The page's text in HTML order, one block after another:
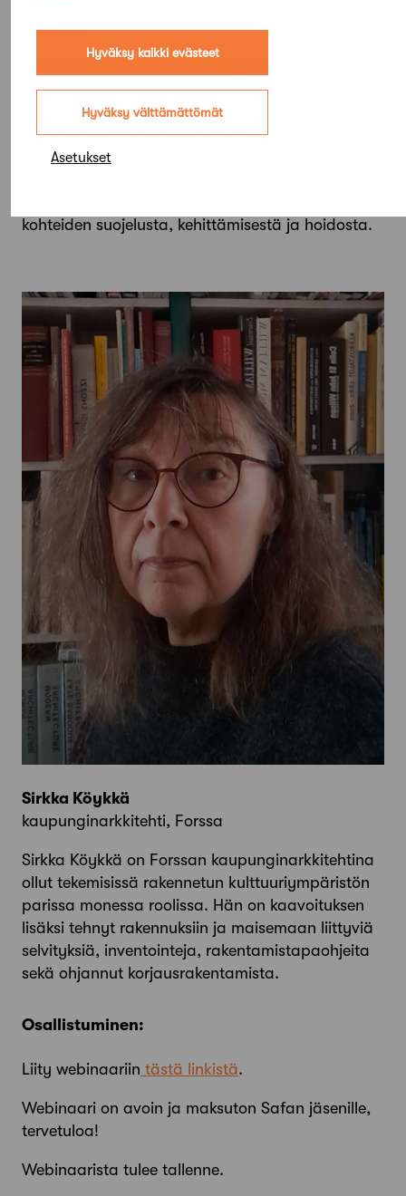
Hyväksy kaikki evästeet
Hyväksy välttämättömät
Asetukset
kaupunki
kaupungin kaavoituspäällikkönä ja sitä ennen
pitkään Rauman kaupungin
kaavoitusarkkitehtinä. Tammella on pitkä ja laaja
kokemus kaupunkisuunnittelusta, erityisesti
kohteiden suojelusta, kehittämisestä ja hoidosta.
Sirkka Köykkä
kaupunginarkkitehti, Forssa
Sirkka Köykkä on Forssan kaupunginarkkitehtina
ollut tekemisissä rakennetun kulttuuriympäristön
parissa monessa roolissa. Hän on kaavoituksen
lisäksi tehnyt rakennuksiin ja maisemaan liittyviä
selvityksiä, inventointeja, rakentamistapaohjeita
sekä ohjannut korjausrakentamista.
Osallistuminen:
Liity webinaariin tästä linkistä.
Webinaari on avoin ja maksuton Safan jäsenille,
tervetuloa!
Webinaarista tulee tallenne.